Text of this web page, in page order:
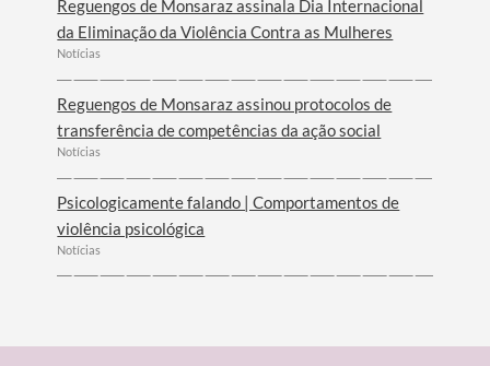
Reguengos de Monsaraz assinala Dia Internacional
da Eliminação da Violência Contra as Mulheres
Notícias
Reguengos de Monsaraz assinou protocolos de
transferência de competências da ação social
Notícias
Psicologicamente falando | Comportamentos de
violência psicológica
Notícias